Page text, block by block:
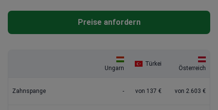
Preise anfordern
Ungarn
Türkei
Österreich
Zahnspange - von 137 € von 2.603 €